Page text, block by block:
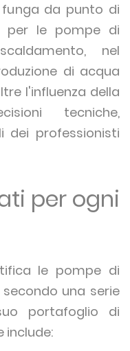
da punto di
per le pompe di
nel
di acqua
l'influenza della
tecniche,
dei professionisti
per ogni
le pompe di
una serie
portafoglio di
include: